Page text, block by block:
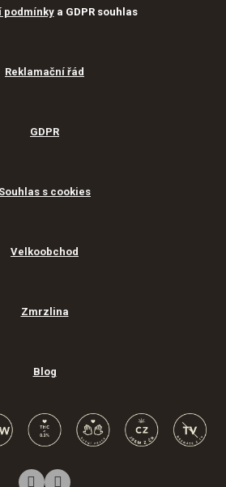
podmínkya GDPR souhlas
Reklamační řád
GDPR
Souhlas s cookies
Velkoobchod
Zmrzlina
Blog